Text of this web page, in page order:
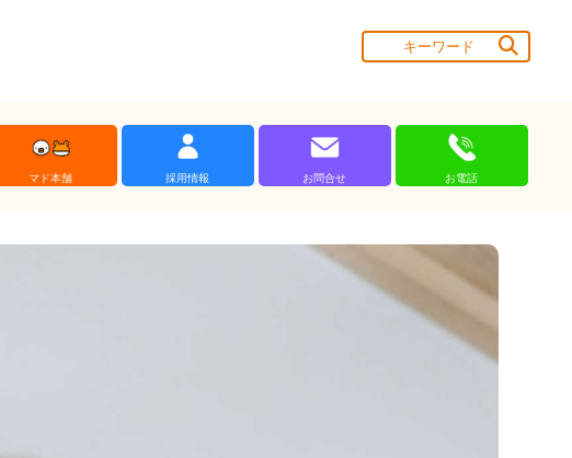
マド本舗 採用情報 お問合せ お電話